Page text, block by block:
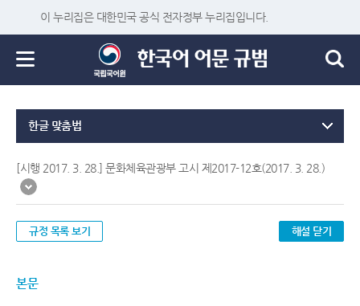
이 누리집은 대한민국 공식 전자정부 누리집입니다.
한글 맞춤법
[시행 2017. 3. 28.] 문화체육관광부 고시 제2017-12호(2017. 3. 28.)
규정 목록 보기 해설 닫기
본문